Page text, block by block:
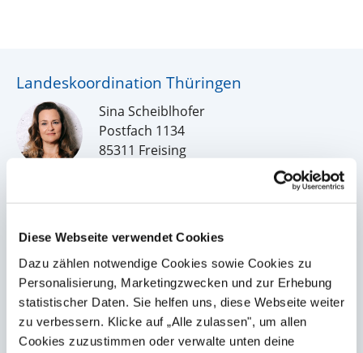
Diese Webseite verwendet Cookies
Dazu zählen notwendige Cookies sowie Cookies zu
Personalisierung, Marketingzwecken und zur Erhebung
statistischer Daten. Sie helfen uns, diese Webseite weiter
zu verbessern. Klicke auf „Alle zulassen", um allen
Cookies zuzustimmen oder verwalte unten deine
Landeskoordination Thüringen
Sina Scheiblhofer
Postfach 1134
85311 Freising
thueringen@wellcome-online.de
Mehr Informationen
Katharina Schenk, Ministerin für Soziales,
Gesundheit, Arbeit und Familie in
Thüringen
Mehr Informationen